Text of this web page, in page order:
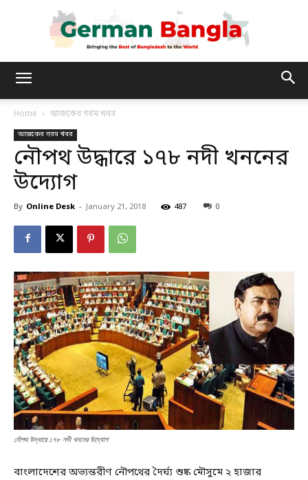
Bangla
Home আজকের গরম খবর
আজকের গরম খবর
নৌপথ উদ্ধারে ১৭৮ নদী খননের
উদ্যোগ
By Online Desk - January 21, 2018 487 0
নৌপথ উদ্ধারে ১৭৮ নদী খননের উদ্যোগ
বাংলাদেশের অভ্যন্তরীণ নৌপথের দৈর্ঘ্য শুষ্ক মৌসুমে ২ হাজার